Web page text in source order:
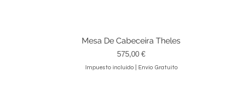
Vista rápida
Mesa De Cabeceira Theles
Precio
575,00 €
Impuesto incluido| Envio Gratuito